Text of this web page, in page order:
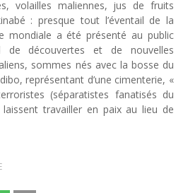
volailles maliennes, jus de fruits
: presque tout l’éventail de la
mondiale a été présenté au public
de découvertes et de nouvelles
sommes nés avec la bosse du
représentant d’une cimenterie, «
(séparatistes fanatisés du
travailler en paix au lieu de